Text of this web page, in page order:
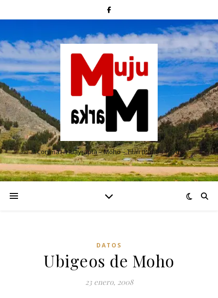
Conima – Huayrapta – Moho – Tilali (Puno – Perú)
DATOS
Ubigeos de Moho
23 enero, 2008